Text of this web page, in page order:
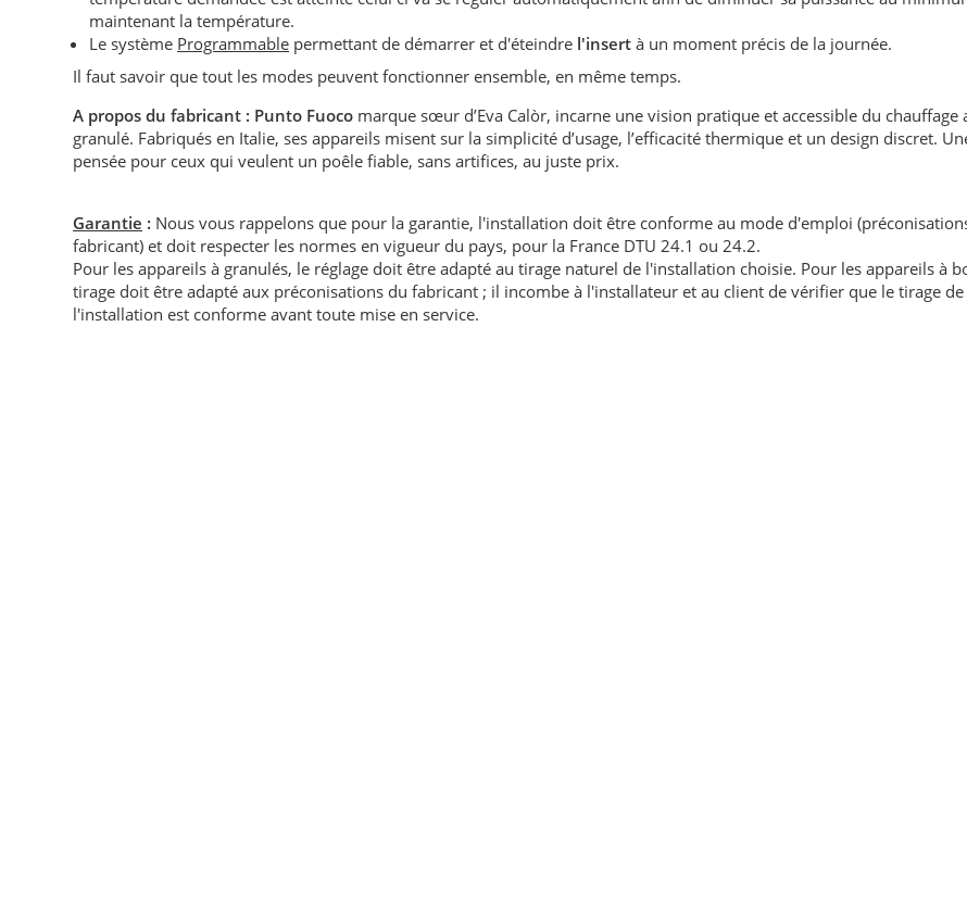
maintenant la température.
Le système Programmable permettant de démarrer et d'éteindre l'insert à un moment précis de la journée.
Il faut savoir que tout les modes peuvent fonctionner ensemble, en même temps.
A propos du fabricant : Punto Fuoco marque sœur d’Eva Calòr, incarne une vision pratique et accessible du chauffage
granulé. Fabriqués en Italie, ses appareils misent sur la simplicité d’usage, l’efficacité thermique et un design discret.
pensée pour ceux qui veulent un poêle fiable, sans artifices, au juste prix.
Garantie : Nous vous rappelons que pour la garantie, l'installation doit être conforme au mode d'emploi
fabricant) et doit respecter les normes en vigueur du pays, pour la France DTU 24.1 ou 24.2.
Pour les appareils à granulés, le réglage doit être adapté au tirage naturel de l'installation choisie. Pour les appareils à
tirage doit être adapté aux préconisations du fabricant ; il incombe à l'installateur et au client de vérifier que le tirage de
l'installation est conforme avant toute mise en service.